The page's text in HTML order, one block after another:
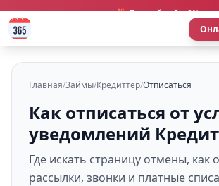
🎁 Первый займ 0%
Главная/Займы/Кредиттер/Отписаться
Как отписаться от
уведомлений
Где искать страницу отмены, как
рассылки, звонки и платные